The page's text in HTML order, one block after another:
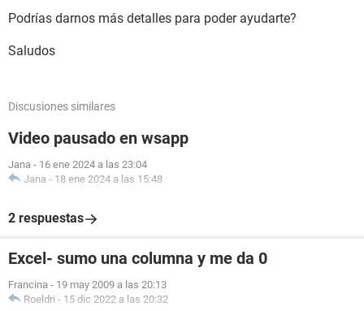
Podrías darnos más detalles para poder ayudarte?
Saludos
Discusiones similares
Video pausado en wsapp
Jana - 16 ene 2024 a las 23:04
Jana - 18 ene 2024 a las 15:48
2 respuestas
Excel- sumo una columna y me da 0
Francina - 19 may 2009 a las 20:13
Roeldri - 15 dic 2022 a las 20:32